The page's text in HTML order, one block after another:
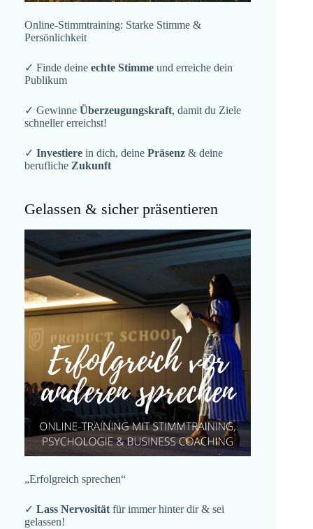
Online-Stimmtraining: Starke Stimme &
Persönlichkeit
✓ Finde deine echte Stimme und erreiche dein
Publikum
✓ Gewinne Überzeugungskraft, damit du Ziele
schneller erreichst!
✓ Investiere in dich, deine Präsenz & deine
berufliche Zukunft
Gelassen & sicher präsentieren
„Erfolgreich sprechen“
✓ Lass Nervositätfür immer hinter dir & sei
gelassen!